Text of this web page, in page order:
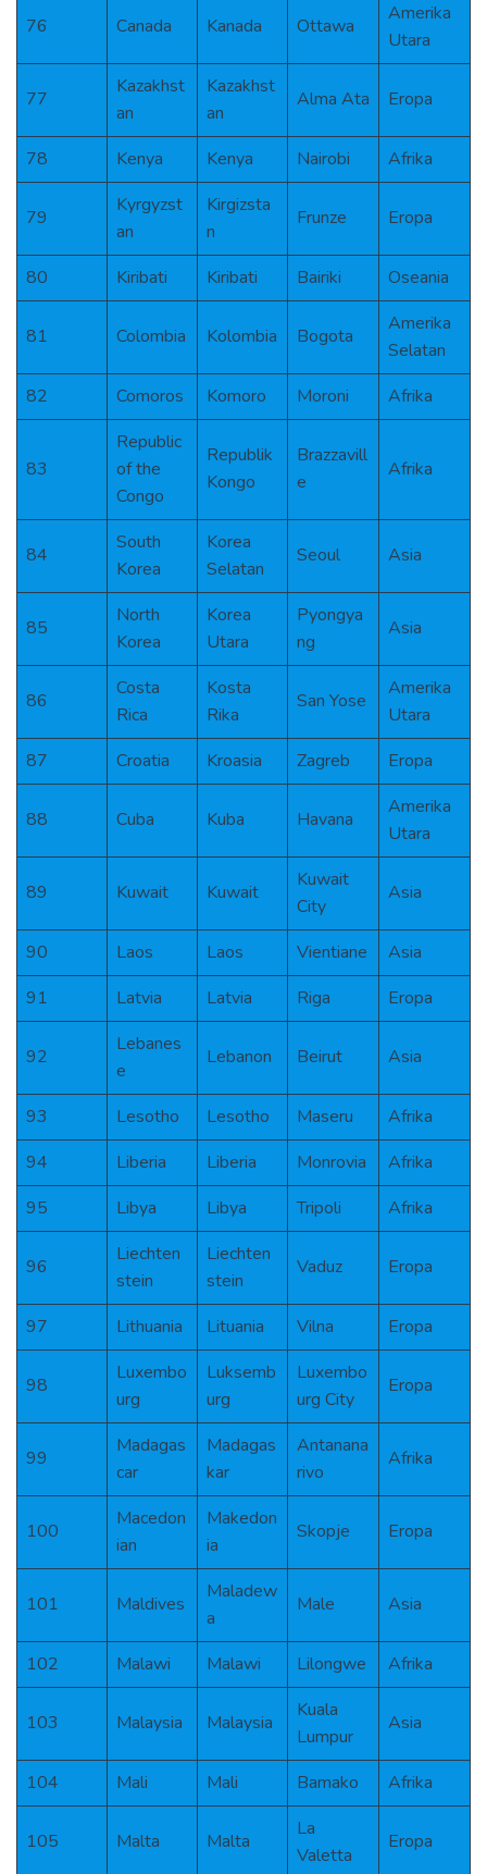
76 Canada Kanada Ottawa
Amerika
Utara
77
Kazakhst
an
Kazakhst
an
Alma Ata Eropa
78 Kenya Kenya Nairobi Afrika
79
Kyrgyzst
an
Kirgizsta
n
Frunze Eropa
80 Kiribati Kiribati Bairiki Oseania
81 Colombia Kolombia Bogota
Amerika
Selatan
82
Comoros Komoro Moroni Afrika
83
Republic
of the
Congo
Republik
Kongo
Brazzavill
e
Afrika
84
South
Korea
Korea
Selatan
Seoul Asia
85
North
Korea
Korea
Utara
Pyongya
ng
Asia
86
Costa
Rica
Kosta
Rika
San Yose
Amerika
Utara
87
Croatia Kroasia Zagreb Eropa
88 Cuba Kuba Havana
Amerika
Utara
89 Kuwait Kuwait
Kuwait
City
Asia
90 Laos Laos Vientiane
Asia
91
Latvia Latvia Riga Eropa
92
Lebanes
e
Lebanon Beirut Asia
93 Lesotho Lesotho Maseru
Afrika
94
Liberia Liberia Monrovia
Afrika
95
Libya Libya Tripoli Afrika
96
Liechten
stein
Liechten
stein
Vaduz Eropa
97 Lithuania Lituania Vilna Eropa
98
Luxembo
urg
Luksemb
urg
Luxembo
urg City
Eropa
99
Madagas
car
Madagas
kar
Antanana
rivo
Afrika
100
Macedon
ian
Makedon
ia
Skopje Eropa
101 Maldives
Maladew
a
Male Asia
102 Malawi Malawi Lilongwe Afrika
103 Malaysia Malaysia
Kuala
Lumpur
Asia
104 Mali Mali Bamako Afrika
105 Malta Malta
La
Valetta
Eropa